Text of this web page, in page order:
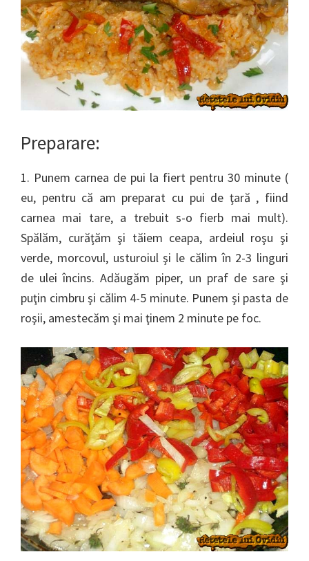
Preparare:
1. Punem carnea de pui la fiert pentru 30 minute (
eu, pentru că am preparat cu pui de ţară , fiind
carnea mai tare, a trebuit s-o fierb mai mult).
Spălăm, curăţăm şi tăiem ceapa, ardeiul roşu şi
verde, morcovul, usturoiul şi le călim în 2-3 linguri
de ulei încins. Adăugăm piper, un praf de sare şi
puţin cimbru şi călim 4-5 minute. Punem şi pasta de
roşii, amestecăm şi mai ţinem 2 minute pe foc.